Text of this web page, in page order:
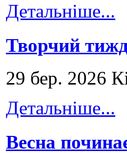
Детальніше...
Творчий
29 бер. 2026
Детальніше...
Весна